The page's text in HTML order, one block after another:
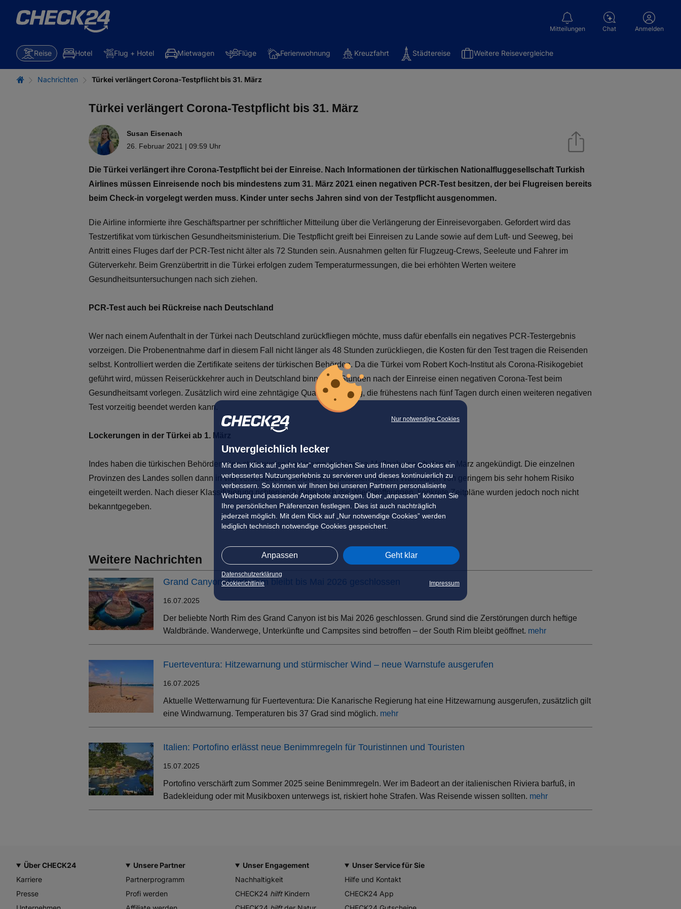
Nur notwendige Cookies
Unvergleichlich lecker
Mit dem Klick auf „geht klar” ermöglichen Sie uns Ihnen über Cookies ein
verbessertes Nutzungserlebnis zu servieren und dieses kontinuierlich zu
verbessern. So können wir Ihnen bei unseren Partnern personalisierte
Werbung und passende Angebote anzeigen. Über „anpassen” können Sie
Ihre persönlichen Präferenzen festlegen. Dies ist auch nachträglich
jederzeit möglich. Mit dem Klick auf „Nur notwendige Cookies” werden
lediglich technisch notwendige Cookies gespeichert.
Anpassen Geht klar
Datenschutzerklärung
Cookierichtlinie
Impressum
Mitteilungen Chat Anmelden
Reise Hotel Flug + Hotel Mietwagen Flüge Ferienwohnung Kreuzfahrt Städtereise Weitere Reisevergleiche
Nachrichten Türkei verlängert Corona-Testpflicht bis 31. März
Türkei verlängert Corona-Testpflicht bis 31. März
Susan Eisenach
26. Februar 2021 | 09:59 Uhr
Die Türkei verlängert ihre Corona-Testpflicht bei der Einreise. Nach Informationen der türkischen Nationalfluggesellschaft Turkish
Airlines müssen Einreisende noch bis mindestens zum 31. März 2021 einen negativen PCR-Test besitzen, der bei Flugreisen bereits
beim Check-in vorgelegt werden muss. Kinder unter sechs Jahren sind von der Testpflicht ausgenommen.
Die Airline informierte ihre Geschäftspartner per schriftlicher Mitteilung über die Verlängerung der Einreisevorgaben. Gefordert wird das
Testzertifikat vom türkischen Gesundheitsministerium. Die Testpflicht greift bei Einreisen zu Lande sowie auf dem Luft- und Seeweg, bei
Antritt eines Fluges darf der PCR-Test nicht älter als 72 Stunden sein. Ausnahmen gelten für Flugzeug-Crews, Seeleute und Fahrer im
Güterverkehr. Beim Grenzübertritt in die Türkei erfolgen zudem Temperaturmessungen, die bei erhöhten Werten weitere
Gesundheitsuntersuchungen nach sich ziehen.
PCR-Test auch bei Rückreise nach Deutschland
Wer nach einem Aufenthalt in der Türkei nach Deutschland zurückfliegen möchte, muss dafür ebenfalls ein negatives PCR-Testergebnis
vorzeigen. Die Probenentnahme darf in diesem Fall nicht länger als 48 Stunden zurückliegen, die Kosten für den Test tragen die Reisenden
selbst. Kontrolliert werden die Zertifikate seitens der türkischen Behörden. Da die Türkei vom Robert Koch-Institut als Corona-Risikogebiet
geführt wird, müssen Reiserückkehrer auch in Deutschland binnen 48 Stunden nach der Einreise einen negativen Corona-Test beim
Gesundheitsamt vorlegen. Zusätzlich wird eine zehntägige Quarantäne fällig, die frühestens nach fünf Tagen durch einen weiteren negativen
Test vorzeitig beendet werden kann.
Lockerungen in der Türkei ab 1. März
Indes haben die türkischen Behörden eine stufenweise Lockerung der Corona-Maßnahmen ab dem 1. März angekündigt. Die einzelnen
Provinzen des Landes sollen dann in vier verschiedene Corona-Risikoklassen mit den Warnstufen von geringem bis sehr hohem Risiko
eingeteilt werden. Nach dieser Klassifizierung richten sich dann auch die Wiederöffnungen, konkrete Zeitpläne wurden jedoch noch nicht
bekanntgegeben.
Weitere Nachrichten
Grand Canyon: North Rim bleibt bis Mai 2026 geschlossen
16.07.2025
Der beliebte North Rim des Grand Canyon ist bis Mai 2026 geschlossen. Grund sind die Zerstörungen durch heftige
Waldbrände. Wanderwege, Unterkünfte und Campsites sind betroffen – der South Rim bleibt geöffnet. mehr
Fuerteventura: Hitzewarnung und stürmischer Wind – neue Warnstufe ausgerufen
16.07.2025
Aktuelle Wetterwarnung für Fuerteventura: Die Kanarische Regierung hat eine Hitzewarnung ausgerufen, zusätzlich gilt
eine Windwarnung. Temperaturen bis 37 Grad sind möglich. mehr
Italien: Portofino erlässt neue Benimmregeln für Touristinnen und Touristen
15.07.2025
Portofino verschärft zum Sommer 2025 seine Benimmregeln. Wer im Badeort an der italienischen Riviera barfuß, in
Badekleidung oder mit Musikboxen unterwegs ist, riskiert hohe Strafen. Was Reisende wissen sollten. mehr
Über CHECK24
Karriere
Presse
Unsere Partner
Partnerprogramm
Profi werden
Unser Engagement
Nachhaltigkeit
CHECK24 hilftKindern
Unser Service für Sie
Hilfe und Kontakt
CHECK24 App